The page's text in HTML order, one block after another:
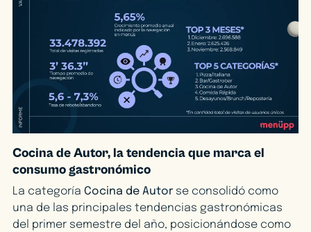
Cocina de Autor, la tendencia que marca el
consumo gastronómico
La categoría Cocina de Autorse consolidó como
una de las principales tendencias gastronómicas
del primer semestre del año, posicionándose como